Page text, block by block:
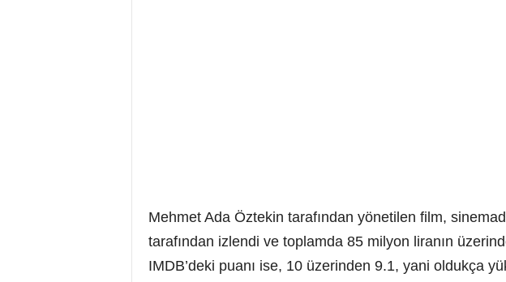
Mehmet Ada Öztekin tarafından yönetilen film,
tarafından izlendi ve toplamda 85 milyon liranın
IMDB’deki puanı ise, 10 üzerinden 9.1, yani oldukça